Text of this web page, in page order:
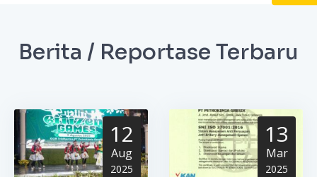
Berita / Reportase Terbaru
12
Aug
2025
13
Mar
2025